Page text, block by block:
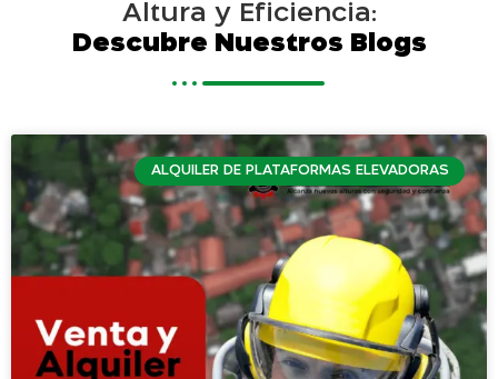
Altura y Eficiencia:
Descubre Nuestros Blogs
ALQUILER DE PLATAFORMAS ELEVADORAS